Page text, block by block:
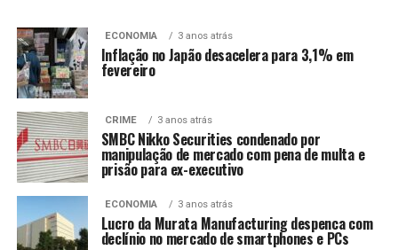
ECONOMIA 3 anos atrás
Inflação no Japão desacelera para 3,1% em
fevereiro
CRIME 3 anos atrás
SMBC Nikko Securities condenado por
manipulação de mercado com pena de multa e
prisão para ex-executivo
ECONOMIA 3 anos atrás
Lucro da Murata Manufacturing despenca com
declínio no mercado de smartphones e PCs